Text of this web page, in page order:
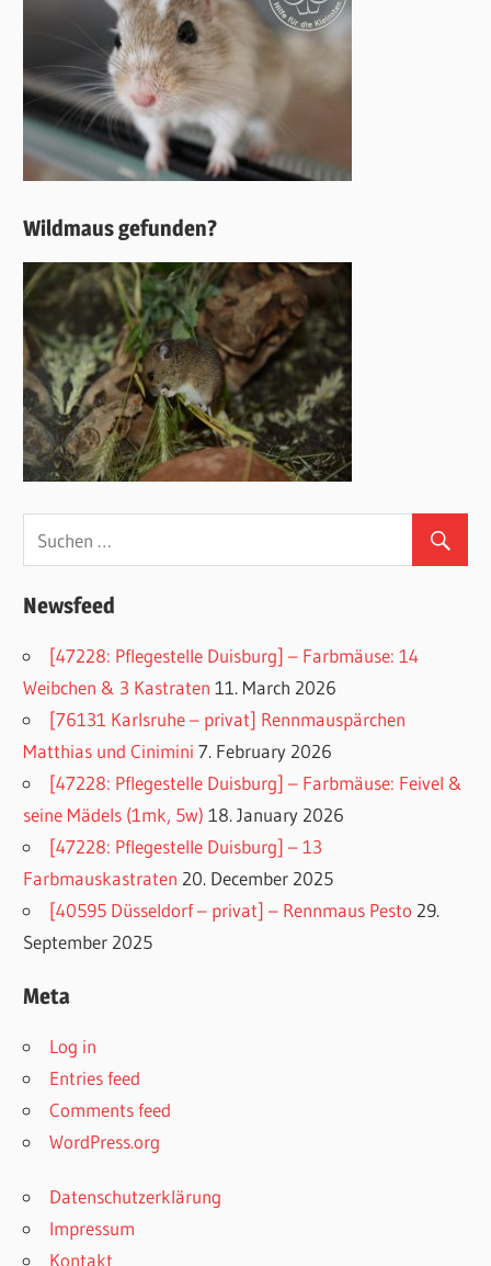
Wildmaus gefunden?
Newsfeed
[47228: Pflegestelle Duisburg] – Farbmäuse: 14
Weibchen & 3 Kastraten 11. March 2026
[76131 Karlsruhe – privat] Rennmauspärchen
Matthias und Cinimini 7. February 2026
[47228: Pflegestelle Duisburg] – Farbmäuse: Feivel &
seine Mädels (1mk, 5w) 18. January 2026
[47228: Pflegestelle Duisburg] – 13
Farbmauskastraten 20. December 2025
[40595 Düsseldorf – privat] – Rennmaus Pesto 29.
September 2025
Meta
Log in
Entries feed
Comments feed
WordPress.org
Datenschutzerklärung
Impressum
Kontakt